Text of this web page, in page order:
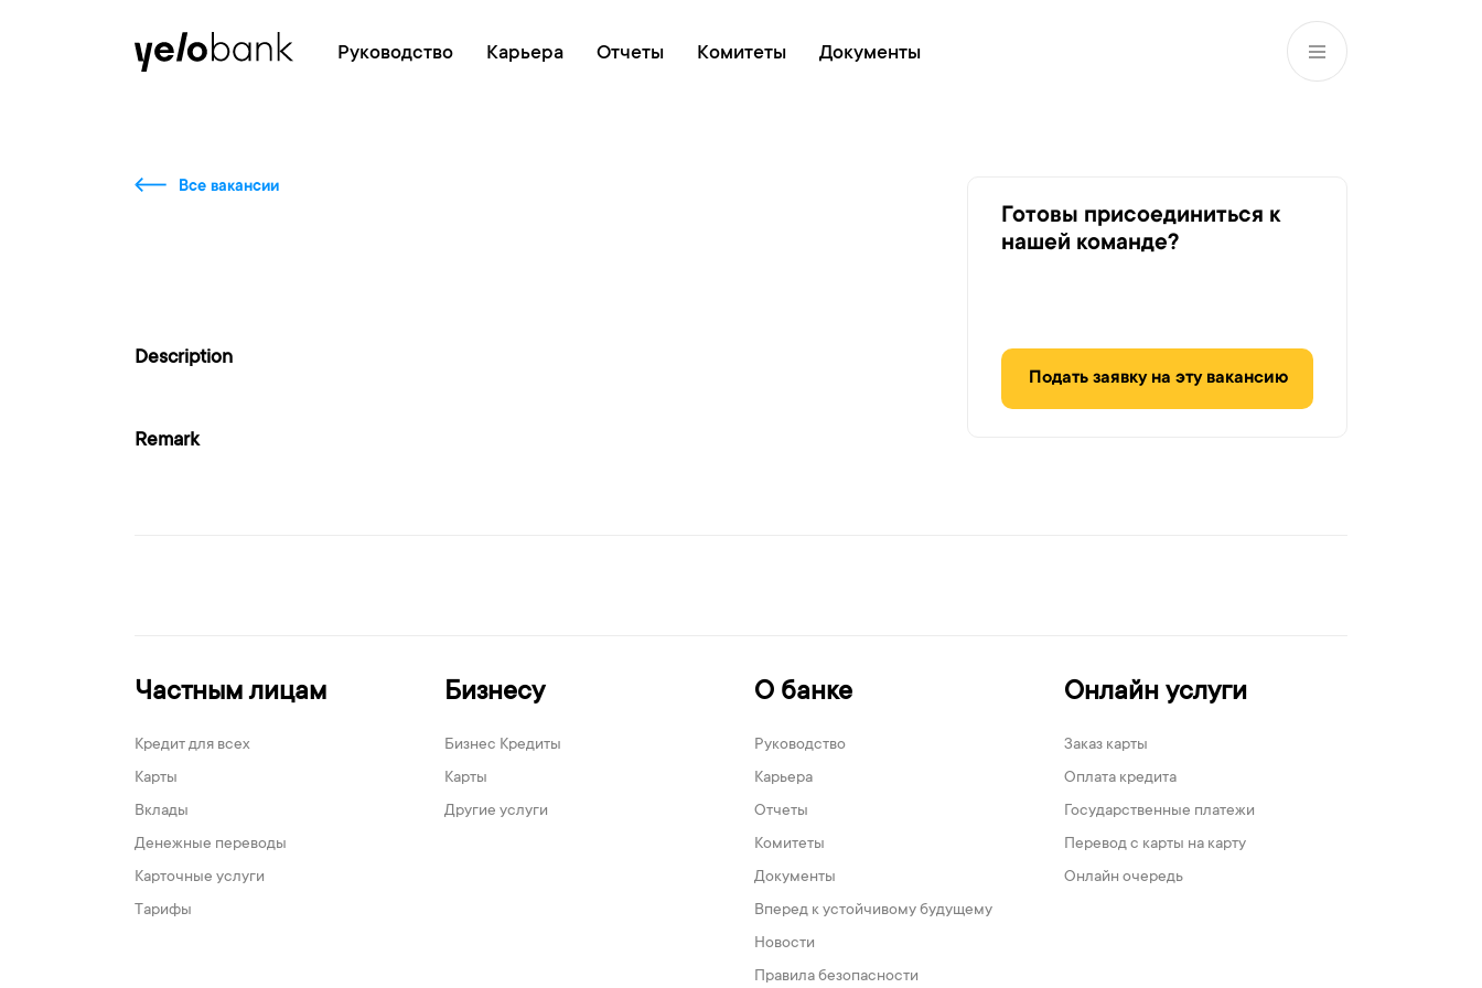
RU
Руководство Карьера Отчеты Комитеты Документы
Все вакансии
Description
Remark
Готовы присоединиться к
нашей команде?
Подать заявку на эту вакансию
Частным лицам
Кредит для всех
Карты
Вклады
Денежные переводы
Карточные услуги
Тарифы
Бизнесу
Бизнес Кредиты
Карты
Другие услуги
О банке
Руководство
Карьера
Отчеты
Комитеты
Документы
Вперед к устойчивому будущему
Новости
Правила безопасности
Онлайн услуги
Заказ карты
Оплата кредита
Государственные платежи
Перевод с карты на карту
Онлайн очередь